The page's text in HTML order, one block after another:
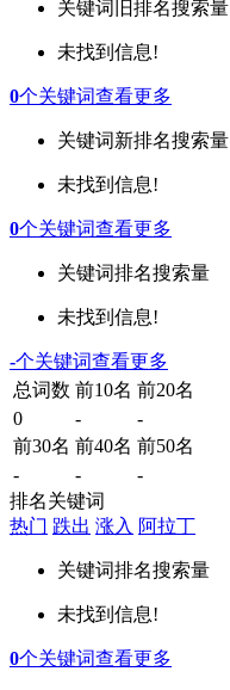
关键词 旧排名搜索量
未找到信息!
0个关键词查看更多
关键词新排名搜索量
未找到信息!
0个关键词查看更多
关键词排名搜索量
未找到信息!
-个关键词查看更多
总词数 前10名 前20名
0
-
-
前30名 前40名 前50名
-
-
-
排名关键词
热门 跌出 涨入 阿拉丁
关键词排名搜索量
未找到信息!
0个关键词查看更多